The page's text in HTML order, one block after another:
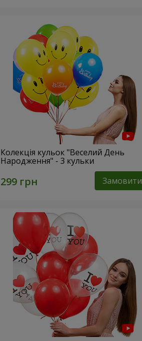
Колекція кульок "Веселий День
Народження" - 3 кульки
Замовити